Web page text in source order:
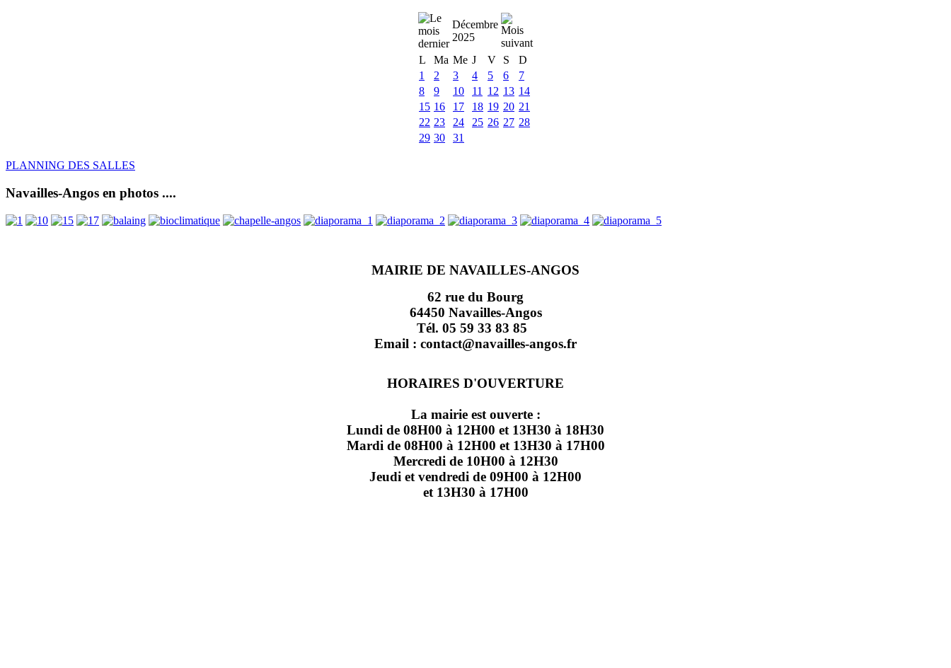
Décembre
2025
L
Ma Me J V S
D
1
2 3 4 5 6
7
8
9 10 11 12 13 14
15 16 17 18 19 20 21
22 23 24 25 26 27 28
29 30 31
PLANNING DES SALLES
Navailles-Angos en photos ....
MAIRIE DE NAVAILLES-ANGOS
62 rue du Bourg
64450 Navailles-Angos
Tél. 05 59 33 83 85
Email : contact@navailles-angos.fr
HORAIRES D'OUVERTURE
La mairie est ouverte :
Lundi de 08H00 à 12H00 et 13H30 à 18H30
Mardi de 08H00 à 12H00 et 13H30 à 17H00
Mercredi de 10H00 à 12H30
Jeudi et vendredi de 09H00 à 12H00
et 13H30 à 17H00